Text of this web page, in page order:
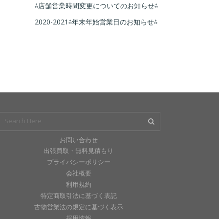
⁂店舗営業時間変更についてのお知らせ⁂
2020-2021⁂年末年始営業日のお知らせ⁂
お問い合わせ
出張買取・無料見積もり
プライバシーポリシー
会社概要
利用規約
特定商取引法に基づく表記
古物営業法の規定に基づく表示